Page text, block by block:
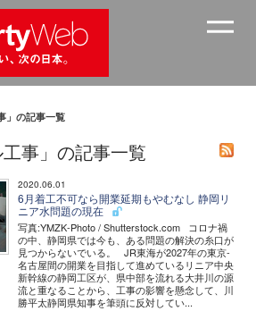
」の記事一覧
事」の記事一覧
2020.06.01
6月着工不可なら開業延期もやむなし 静岡リ
ニア水問題の現在
写真:YMZK-Photo / Shutterstock.com コロナ禍
の中、静岡県では今も、ある問題の解決の糸口が
見つからないでいる。 JR東海が2027年の東京-
名古屋間の開業を目指して進めているリニア中央
新幹線の静岡工区が、県中部を流れる大井川の源
流と重なることから、工事の影響を懸念して、川
勝平太静岡県知事を筆頭に反対してい...